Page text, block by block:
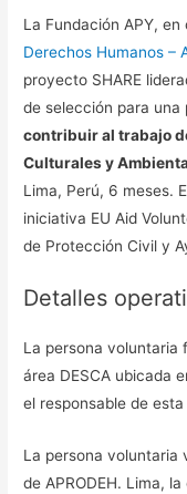
La Fundación APY,
Derechos Humanos –
proyecto SHARE
de selección para
contribuir al trabajo
Culturales y
Lima, Perú, 6 meses.
iniciativa EU Aid
de Protección Civil y
Detalles
La persona voluntaria
área DESCA ubicada
el responsable de esta
La persona voluntaria
de APRODEH. Lima,